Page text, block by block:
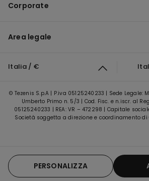
PERSONALIZZA
Corporate
Area legale
Italia / €
© Tezenis S.p.A | P.iva 05125240233 | Sede Legale:
Umberto Primo n. 5/3 | Cod. Fisc. e n.iscr. al
05125240233 | REA: VR – 472298 | Capitale
Società soggetta a direzione e coordinamento di